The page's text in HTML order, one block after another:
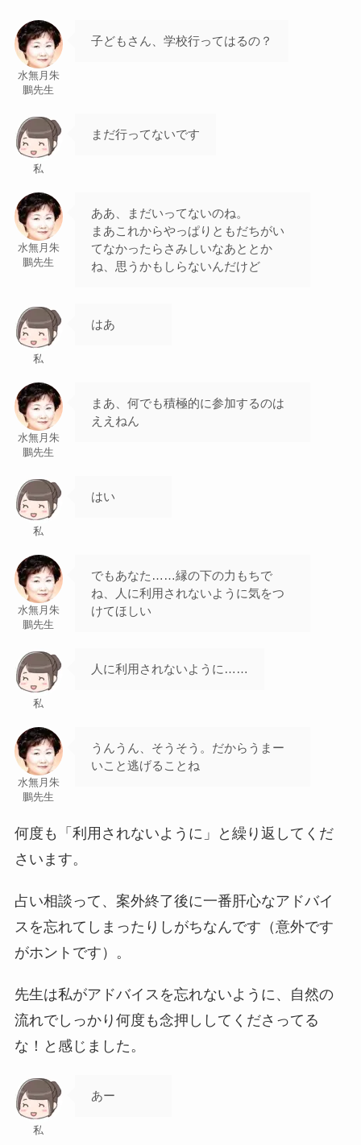
水無月朱
鵬先生
子どもさん、学校行ってはるの？
私
まだ行ってないです
水無月朱
鵬先生
ああ、まだいってないのね。
まあこれからやっぱりともだちがい
てなかったらさみしいなあととか
ね、思うかもしらないんだけど
私
はあ
水無月朱
鵬先生
まあ、何でも積極的に参加するのは
ええねん
私
はい
水無月朱
鵬先生
でもあなた……縁の下の力もちで
ね、人に利用されないように気をつ
けてほしい
私
人に利用されないように……
水無月朱
鵬先生
うんうん、そうそう。だからうまー
いこと逃げることね
何度も「利用されないように」と繰り返してくだ
さいます。
占い相談って、案外終了後に一番肝心なアドバイ
スを忘れてしまったりしがちなんです（意外です
がホントです）。
先生は私がアドバイスを忘れないように、自然の
流れでしっかり何度も念押ししてくださってる
な！と感じました。
私
あー